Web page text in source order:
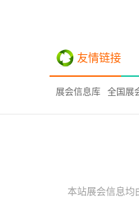
友情链接
展会信息库 全国展
本站展会信息均